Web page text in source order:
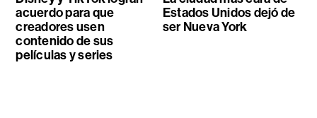
acuerdo para que
creadores usen
contenido de sus
películas y series
Estados Unidos dejó de
ser Nueva York